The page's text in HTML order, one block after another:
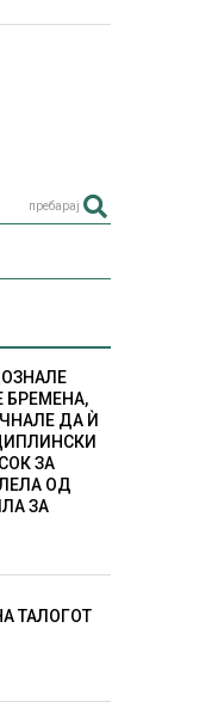
пребарај
БРЕМЕНА,
ДА Ѝ
ЗА
ОД
ЗА
ТАЛОГОТ